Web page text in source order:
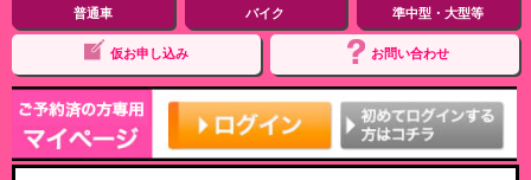
普通車 バイク 準中型・大型等
仮お申し込み お問い合わせ